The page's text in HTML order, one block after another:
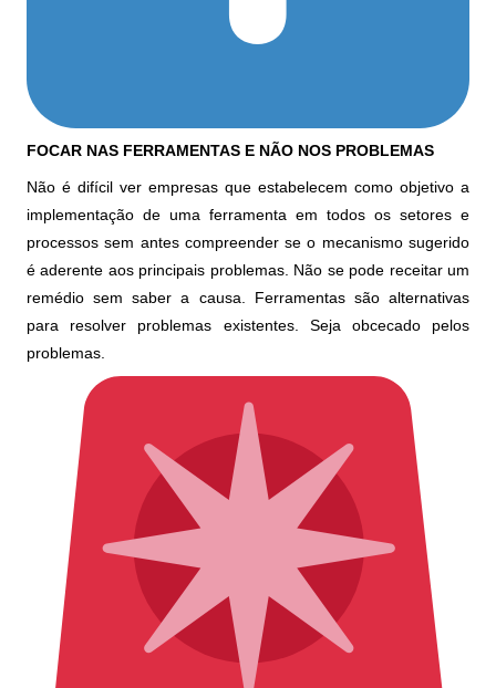
FOCAR NAS FERRAMENTAS E NÃO NOS PROBLEMAS
Não é difícil ver empresas que estabelecem como objetivo a
implementação de uma ferramenta em todos os setores e
processos sem antes compreender se o mecanismo sugerido
é aderente aos principais problemas. Não se pode receitar um
remédio sem saber a causa. Ferramentas são alternativas
para resolver problemas existentes. Seja obcecado pelos
problemas.